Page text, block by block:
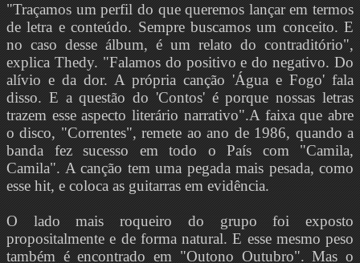
"Traçamos um perfil do que queremos lançar em termos
de letra e conteúdo. Sempre buscamos um conceito. E
no caso desse álbum, é um relato do contraditório",
explica Thedy. "Falamos do positivo e do negativo. Do
alívio e da dor. A própria canção 'Água e Fogo' fala
disso. E a questão do 'Contos' é porque nossas letras
trazem esse aspecto literário narrativo".A faixa que abre
o disco, "Correntes", remete ao ano de 1986, quando a
banda fez sucesso em todo o País com "Camila,
Camila". A canção tem uma pegada mais pesada, como
esse hit, e coloca as guitarras em evidência.
O lado mais roqueiro do grupo foi exposto
propositalmente e de forma natural. E esse mesmo peso
também é encontrado em "Outono Outubro". Mas o